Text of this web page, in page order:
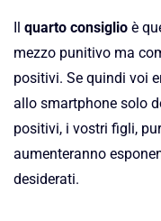
Il quarto consiglio è
mezzo punitivo ma
positivi. Se quindi voi
allo smartphone solo
positivi, i vostri figli,
aumenteranno
desiderati.